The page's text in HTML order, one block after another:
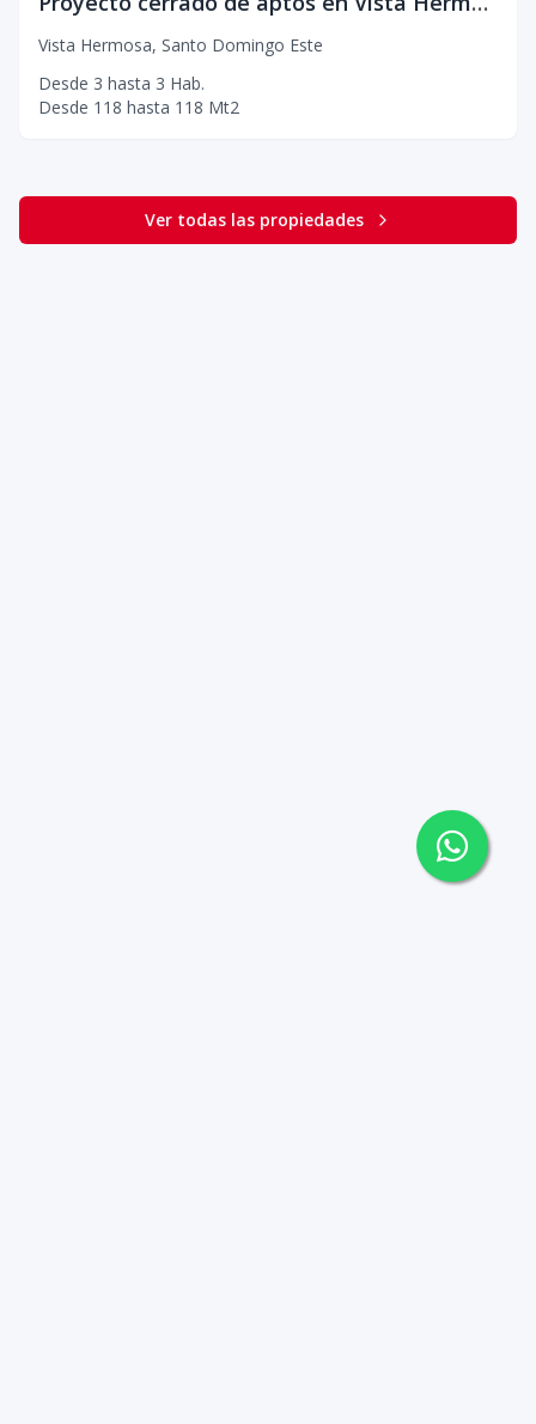
Vista Hermosa, Santo Domingo Este
Desde 3 hasta 3 Hab.
Desde 118 hasta 118 Mt2
Ver todas las propiedades